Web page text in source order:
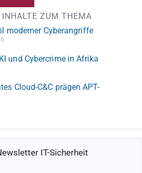
INHALTE ZUM THEMA
moderner Cyberangriffe
und Cybercrime in Afrika
Cloud-C&C prägen APT-